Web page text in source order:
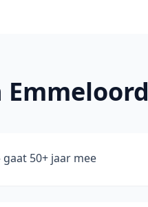
Emmeloord
50+ jaar mee